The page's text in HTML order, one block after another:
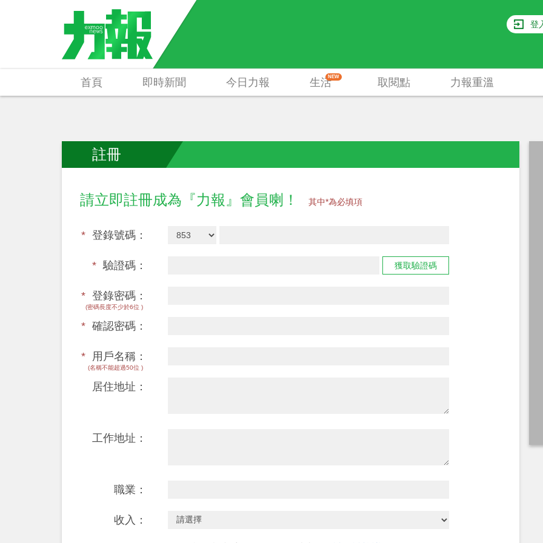
登
首頁 即時新聞 今日力報 生活NEW 取閱點 力報重溫
註冊
請立即註冊成為『力報』會員喇！ 其中*為必填項
* 登錄號碼：
* 驗證碼： 獲取驗證碼
* 登錄密碼：
(密碼長度不少於6位 )
* 確認密碼：
* 用戶名稱：
(名稱不能超過50位 )
居住地址：
工作地址：
職業：
收入：